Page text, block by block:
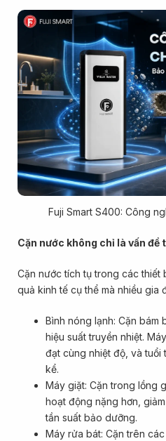
Fuji Smart S400: Công
Cặn nước không chỉ là vấn đề
Cặn nước tích tụ trong các
quả kinh tế cụ thể mà nhiều gia
Bình nóng lạnh: Cặn bám
hiệu suất truyền nhiệt.
đạt cùng nhiệt độ, và tuổi
kể.
Máy giặt: Cặn trong lồng
hoạt động nặng hơn,
tần suất bảo dưỡng.
Máy rửa bát: Cặn trên